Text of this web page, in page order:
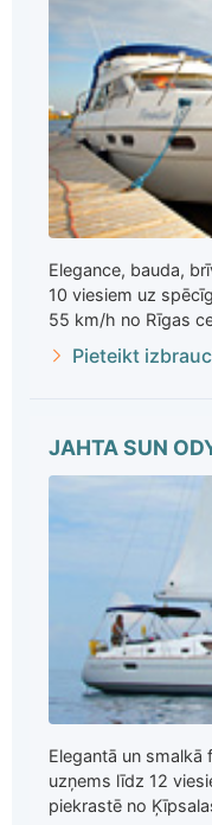
Elegance, bauda,
10 viesiem uz
55 km/h no Rīgas
Pieteikt
JAHTA SUN
Elegantā un smalkā
uzņems līdz 12
piekrastē no